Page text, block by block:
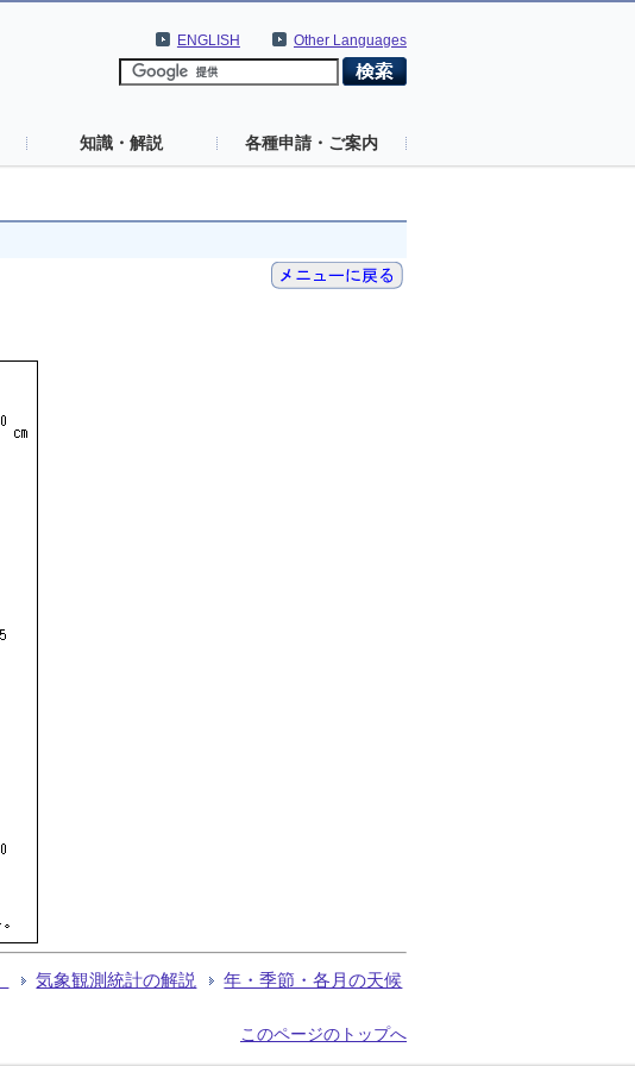
Other Languages
ENGLISH
知識・解説 各種申請・ご案内
気象観測統計の解説 年・季節・各月の天候
このページのトップへ